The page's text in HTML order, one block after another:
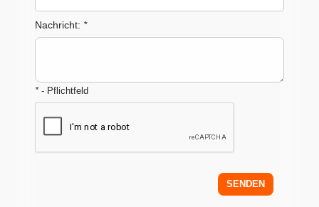
Nachricht: *
*- Pflichtfeld
SENDEN